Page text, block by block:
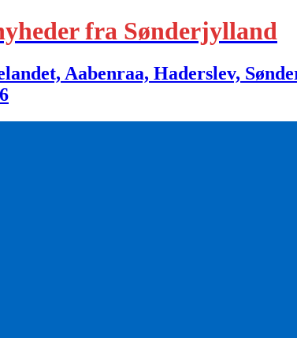
fra Sønderjylland
Aabenraa, Haderslev,